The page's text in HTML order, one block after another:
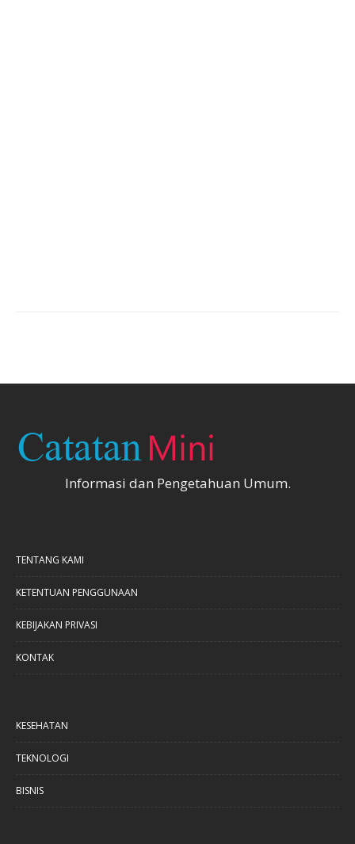
Informasi dan Pengetahuan Umum.
TENTANG KAMI
KETENTUAN PENGGUNAAN
KEBIJAKAN PRIVASI
KONTAK
KESEHATAN
TEKNOLOGI
BISNIS